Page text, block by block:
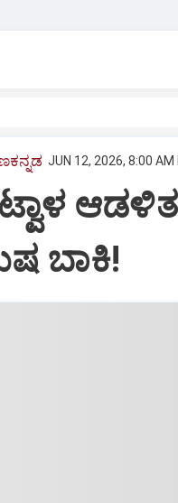
JUN 12, 2026, 8:00 AM
ಬಾಕಿ!